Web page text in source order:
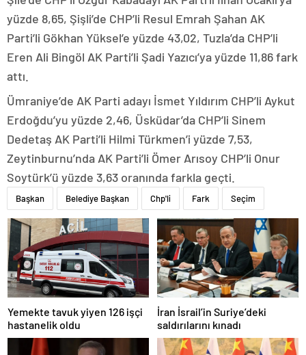
yüzde 8,65, Şişli’de CHP’li Resul Emrah Şahan AK
Parti’li Gökhan Yüksel’e yüzde 43,02, Tuzla’da CHP’li
Eren Ali Bingöl AK Parti’li Şadi Yazıcı’ya yüzde 11,86 fark
attı.
Ümraniye’de AK Parti adayı İsmet Yıldırım CHP’li Aykut
Erdoğdu’yu yüzde 2,46, Üsküdar’da CHP’li Sinem
Dedetaş AK Parti’li Hilmi Türkmen’i yüzde 7,53,
Zeytinburnu’nda AK Parti’li Ömer Arısoy CHP’li Onur
Soytürk’ü yüzde 3,63 oranında farkla geçti.
Başkan Belediye Başkan Chp'li Fark Seçim
Yemekte tavuk yiyen 126 işçi
hastanelik oldu
İran İsrail’in Suriye’deki
saldırılarını kınadı